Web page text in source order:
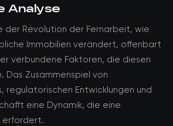
Analyse
der Revolution der Fernarbeit, wie
Immobilien verändert, offenbart
verbundene Faktoren, die diesen
Das Zusammenspiel von
regulatorischen Entwicklungen und
eine Dynamik, die eine
erfordert.